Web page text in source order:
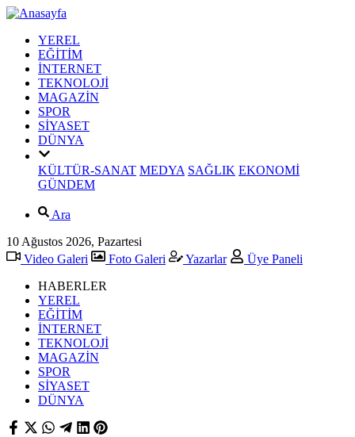
YEREL
EĞİTİM
İNTERNET
TEKNOLOJİ
MAGAZİN
SPOR
SİYASET
DÜNYA
KÜLTÜR-SANAT MEDYA SAĞLIK EKONOMİ
GÜNDEM
Ara
10 Ağustos 2026, Pazartesi
Video Galeri
Foto Galeri Yazarlar
Üye Paneli
HABERLER
YEREL
EĞİTİM
İNTERNET
TEKNOLOJİ
MAGAZİN
SPOR
SİYASET
DÜNYA